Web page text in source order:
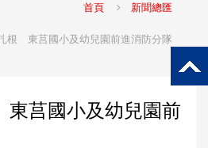
首頁 新聞總匯
根 東莒國小及幼兒園前進消防分隊
莒國小及幼兒園前